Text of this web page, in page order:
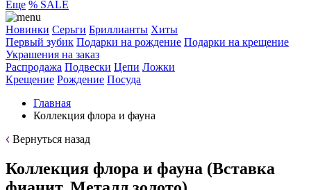
Еще % SALE
Новинки Серьги Бриллианты Хиты
Первый зубик Подарки на рождение Подарки на крещение
Украшения на заказ
Распродажа Подвески Цепи Ложки
Крещение Рождение Посуда
Главная
Коллекция флора и фауна
Вернуться назад
Коллекция флора и фауна (Вставка